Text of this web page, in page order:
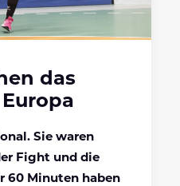
das
Sie waren
Fight und die
60 Minuten haben